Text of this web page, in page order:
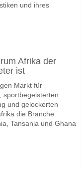
und ihres
Afrika der
ist
Markt für
sportbegeisterten
und gelockerten
die Branche
Tansania und Ghana